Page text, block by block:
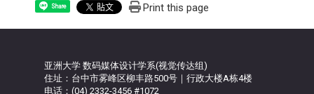
Share Print this page
亚洲大学 数码媒体设计学系(视觉传达组)
住址：台中市雾峰区柳丰路500号｜行政大楼A栋4楼
电话：(04) 2332-3456 #1072